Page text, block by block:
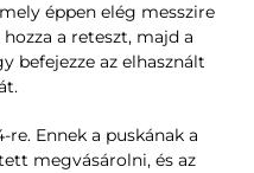
éppen elég messzire
a reteszt, majd a
befejezze az elhasznált
re. Ennek a puskának a
megvásárolni, és az